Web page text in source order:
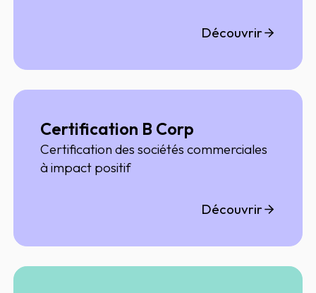
Découvrir
Certification B Corp
Certification des sociétés commerciales
à impact positif
Découvrir